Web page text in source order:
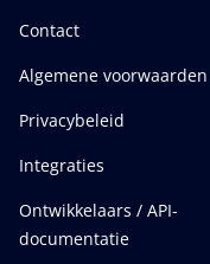
Contact
Algemene voorwaarden
Privacybeleid
Integraties
Ontwikkelaars / API-
documentatie